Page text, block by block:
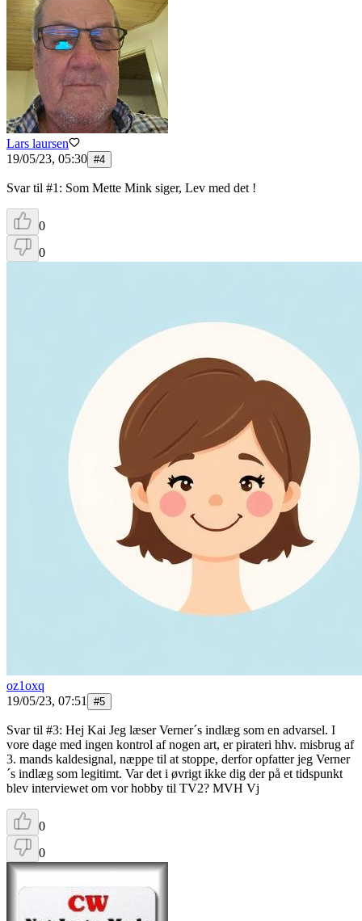
Lars laursen
19/05/23, 05:30 #4
Svar til #1: Som Mette Mink siger, Lev med det !
0
0
oz1oxq
19/05/23, 07:51
#5
Svar til #3: Hej Kai Jeg læser Verner´s indlæg som en advarsel. I
vore dage med ingen kontrol af nogen art, er pirateri hhv. misbrug af
3. mands kaldesignal, næppe til at stoppe, derfor opfatter jeg Verner
´s indlæg som legitimt. Var det i øvrigt ikke dig der på et tidspunkt
blev interviewet om vor hobby til TV2? MVH Vj
0
0